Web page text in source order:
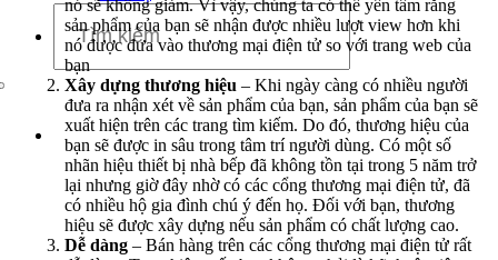
nó sẽ không giảm. Vì vậy, chúng ta có thể yên tâm rằng
sản phẩm của bạn sẽ nhận được nhiều lượt view hơn khi
nó được đưa vào thương mại điện tử so với trang web của
bạn
Xây dựng thương hiệu – Khi ngày càng có nhiều người
đưa ra nhận xét về sản phẩm của bạn, sản phẩm của bạn sẽ
xuất hiện trên các trang tìm kiếm. Do đó, thương hiệu của
bạn sẽ được in sâu trong tâm trí người dùng. Có một số
nhãn hiệu thiết bị nhà bếp đã không tồn tại trong 5 năm trở
lại nhưng giờ đây nhờ có các cổng thương mại điện tử, đã
có nhiều hộ gia đình chú ý đến họ. Đối với bạn, thương
hiệu sẽ được xây dựng nếu sản phẩm có chất lượng cao.
Dễ dàng – Bán hàng trên các cổng thương mại điện tử rất